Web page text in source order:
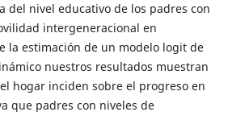
del nivel educativo de los padres con
intergeneracional en
la estimación de un modelo logit de
nuestros resultados muestran
hogar inciden sobre el progreso en
que padres con niveles de